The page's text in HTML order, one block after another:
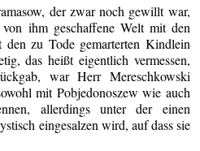
der zwar noch gewillt war,
ihm geschaffene Welt mit den
zu Tode gemarterten Kindlein
das heißt eigentlich vermessen,
war Herr Mereschkowski
mit Pobjedonoszew wie auch
allerdings unter der einen
eingesalzen wird, auf dass sie